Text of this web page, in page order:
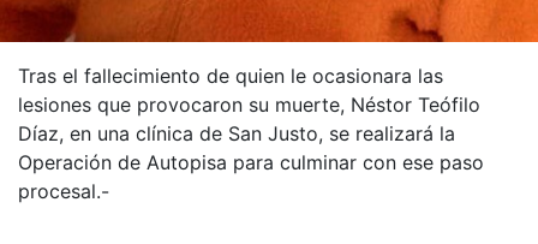
Tras el fallecimiento de quien le ocasionara las
lesiones que provocaron su muerte, Néstor Teófilo
Díaz, en una clínica de San Justo, se realizará la
Operación de Autopisa para culminar con ese paso
procesal.-